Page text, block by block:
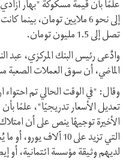
علمًا بأن قيمة مسكوكة "بهار
تصل إلى 1.5 مليون تومان.
وادَّعى رئيس البنك المركزي، عبد
الماضي، أن سوق العملات الصعبة
وقال: "في الوقت الحالي تم احتواء
تعديل الأسعار تدريجيًا"، علمًا بأن
الأخيرة توجيهًا ينص على أن
التي تزيد على 10 آلاف
لديهم وثيقة مؤسسة ائتمانية، أو